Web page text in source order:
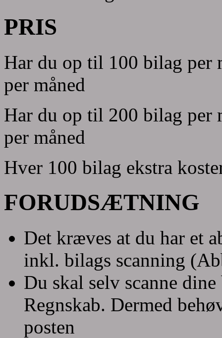
PRIS
Har du op til 100 bilag per
per måned
Har du op til 200 bilag per
per måned
Hver 100 bilag ekstra
FORUDSÆTNING
Det kræves at du har et
inkl. bilags scanning
Du skal selv scanne
Regnskab. Dermed
posten